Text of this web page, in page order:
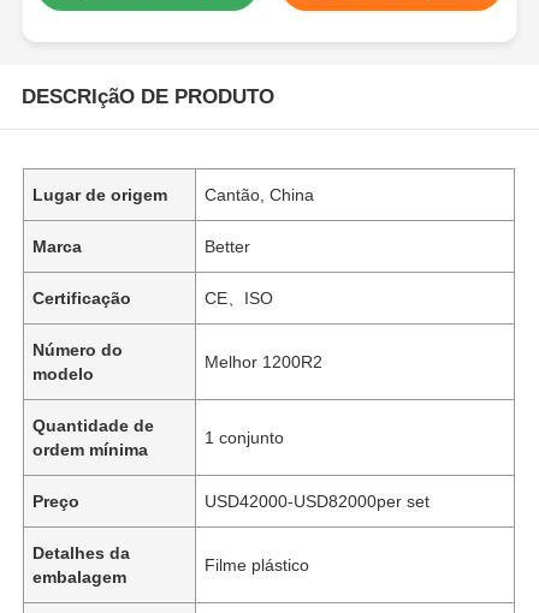
DESCRIçãO DE PRODUTO
Lugar de origem Cantão, China
Marca Better
Certificação CE、ISO
Número do
modelo
Melhor 1200R2
Quantidade de
ordem mínima
1 conjunto
Preço USD42000-USD82000per set
Detalhes da
embalagem
Filme plástico